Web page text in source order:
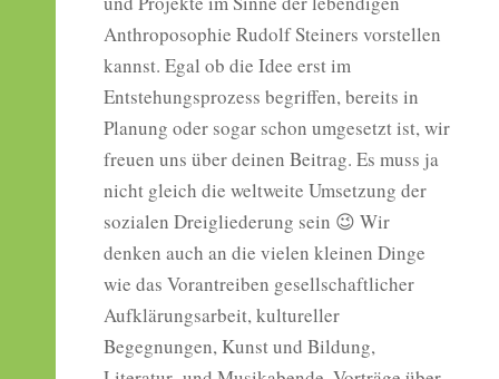
Anthroposophie Rudolf Steiners vorstellen
kannst. Egal ob die Idee erst im
Entstehungsprozess begriffen, bereits in
Planung oder sogar schon umgesetzt ist, wir
freuen uns über deinen Beitrag. Es muss ja
nicht gleich die weltweite Umsetzung der
sozialen Dreigliederung sein 😉 Wir
denken auch an die vielen kleinen Dinge
wie das Vorantreiben gesellschaftlicher
Aufklärungsarbeit, kultureller
Begegnungen, Kunst und Bildung,